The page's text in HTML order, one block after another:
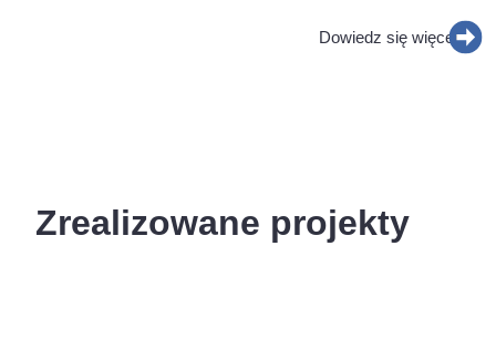
Dowiedz się więcej
Zrealizowane projekty